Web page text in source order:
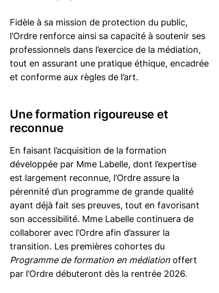
Fidèle à sa mission de protection du public,
l’Ordre renforce ainsi sa capacité à soutenir ses
professionnels dans l’exercice de la médiation,
tout en assurant une pratique éthique, encadrée
et conforme aux règles de l’art.
Une formation rigoureuse et
reconnue
En faisant l’acquisition de la formation
développée par Mme Labelle, dont l’expertise
est largement reconnue, l’Ordre assure la
pérennité d’un programme de grande qualité
ayant déjà fait ses preuves, tout en favorisant
son accessibilité. Mme Labelle continuera de
collaborer avec l’Ordre afin d’assurer la
transition. Les premières cohortes du
Programme de formation en médiation offert
par l’Ordre débuteront dès la rentrée 2026.